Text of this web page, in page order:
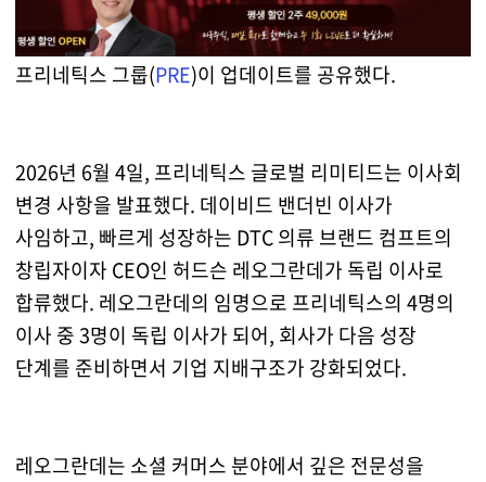
프리네틱스 그룹(PRE)이 업데이트를 공유했다.
2026년 6월 4일, 프리네틱스 글로벌 리미티드는 이사회
변경 사항을 발표했다. 데이비드 밴더빈 이사가
사임하고, 빠르게 성장하는 DTC 의류 브랜드 컴프트의
창립자이자 CEO인 허드슨 레오그란데가 독립 이사로
합류했다. 레오그란데의 임명으로 프리네틱스의 4명의
이사 중 3명이 독립 이사가 되어, 회사가 다음 성장
단계를 준비하면서 기업 지배구조가 강화되었다.
레오그란데는 소셜 커머스 분야에서 깊은 전문성을